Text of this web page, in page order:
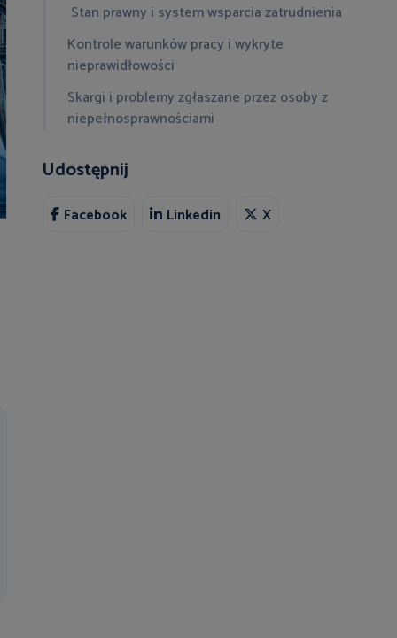
Stan prawny i system wsparcia zatrudnienia
Kontrole warunków pracy i wykryte
nieprawidłowości
Skargi i problemy zgłaszane przez osoby z
niepełnosprawnościami
Udostępnij
Facebook Linkedin X